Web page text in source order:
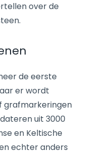
over de
de eerste
er wordt
grafmarkeringen
uit 3000
en Keltische
echter anders